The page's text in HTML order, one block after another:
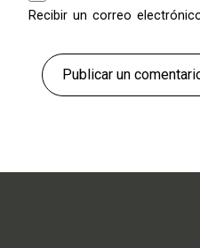
Recibir un correo
Publicar un